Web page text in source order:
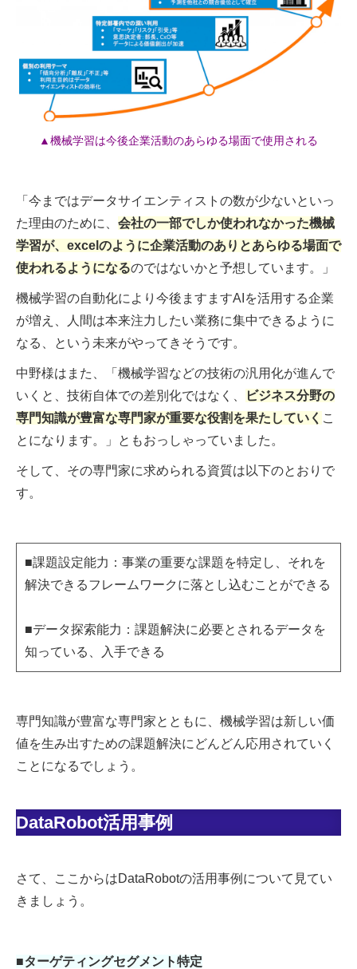
▲機械学習は今後企業活動のあらゆる場面で使用される
「今まではデータサイエンティストの数が少ないといっ
た理由のために、 会社の一部でしか使われなかった機械
学習が、excelのように企業活動のありとあらゆる場面で
使われるようになるのではないかと予想しています。」
機械学習の自動化により今後ますますAIを活用する企業
が増え、人間は本来注力したい業務に集中できるように
なる、という未来がやってきそうです。
中野様はまた、「機械学習などの技術の汎用化が進んで
いくと、技術自体での差別化ではなく、
ビジネス分野の
専門知識が豊富な専門家が重要な役割を果たしていく こ
とになります。」ともおっしゃっていました。
そして、その専門家に求められる資質は以下のとおりで
す。
■課題設定能力：事業の重要な課題を特定し、それを
解決できるフレームワークに落とし込むことができる
■データ探索能力：課題解決に必要とされるデータを
知っている、入手できる
専門知識が豊富な専門家とともに、機械学習は新しい価
値を生み出すための課題解決にどんどん応用されていく
ことになるでしょう。
DataRobot活用事例
さて、ここからはDataRobotの活用事例について見てい
きましょう。
■ターゲティングセグメント特定